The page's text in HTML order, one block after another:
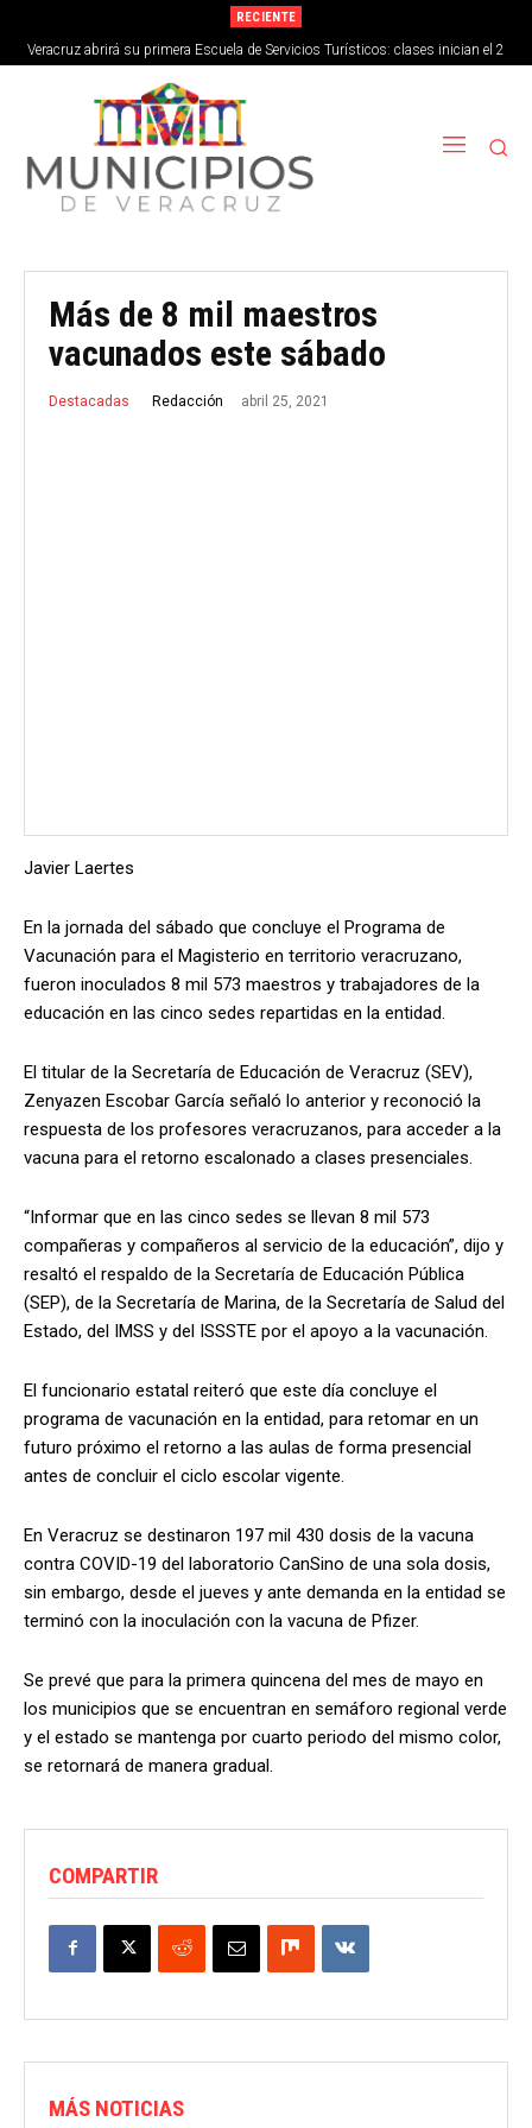
RECIENTE
Veracruz abrirá su primera Escuela de Servicios Turísticos: clases inician el 2
de septiembre
Más de 8 mil maestros
vacunados este sábado
Destacadas Redacción abril 25, 2021
Javier Laertes
En la jornada del sábado que concluye el Programa de
Vacunación para el Magisterio en territorio veracruzano,
fueron inoculados 8 mil 573 maestros y trabajadores de la
educación en las cinco sedes repartidas en la entidad.
El titular de la Secretaría de Educación de Veracruz (SEV),
Zenyazen Escobar García señaló lo anterior y reconoció la
respuesta de los profesores veracruzanos, para acceder a la
vacuna para el retorno escalonado a clases presenciales.
“Informar que en las cinco sedes se llevan 8 mil 573
compañeras y compañeros al servicio de la educación”, dijo y
resaltó el respaldo de la Secretaría de Educación Pública
(SEP), de la Secretaría de Marina, de la Secretaría de Salud del
Estado, del IMSS y del ISSSTE por el apoyo a la vacunación.
El funcionario estatal reiteró que este día concluye el
programa de vacunación en la entidad, para retomar en un
futuro próximo el retorno a las aulas de forma presencial
antes de concluir el ciclo escolar vigente.
En Veracruz se destinaron 197 mil 430 dosis de la vacuna
contra COVID-19 del laboratorio CanSino de una sola dosis,
sin embargo, desde el jueves y ante demanda en la entidad se
terminó con la inoculación con la vacuna de Pfizer.
Se prevé que para la primera quincena del mes de mayo en
los municipios que se encuentran en semáforo regional verde
y el estado se mantenga por cuarto periodo del mismo color,
se retornará de manera gradual.
COMPARTIR
MÁS NOTICIAS